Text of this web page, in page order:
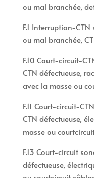
ou mal branchée,
F.1 Interruption-
ou mal branchée,
F.10 Court-circuit-
CTN défectueuse,
avec la masse ou
F.11 Court-circuit-
CTN défectueuse,
masse ou
F.13 Court-circuit
défectueuse,